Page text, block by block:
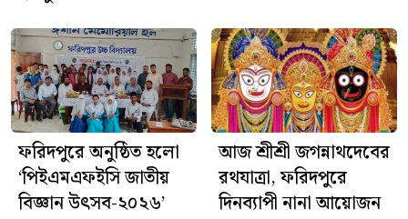
প্রক্রিয়াধীন রয়েছে।
ফরিদপুরে অনুষ্ঠিত হলো
‘পিইএমএফইসি জাতীয়
বিজ্ঞান উৎসব-২০২৬’
আজ শ্রীশ্রী জগন্নাথদেবের
রথযাত্রা, ফরিদপুরে
দিনব্যাপী নানা আয়োজন